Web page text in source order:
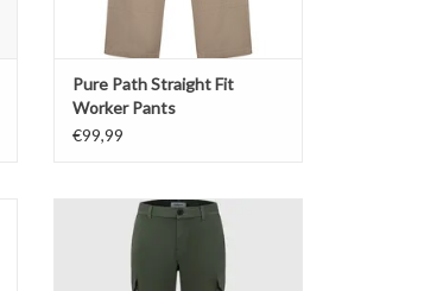
Pure Path Straight Fit
Worker Pants
€99,99
Deze cargobroek voor heren
combineert functionaliteit met een
pasvorm voor een man die